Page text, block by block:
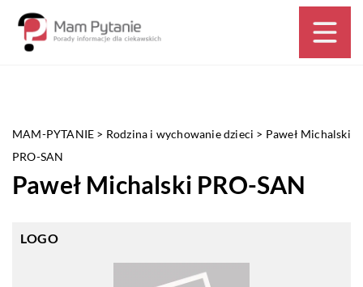
MAM-PYTANIE > Rodzina i wychowanie dzieci > Paweł Michalski
PRO-SAN
Paweł Michalski PRO-SAN
LOGO